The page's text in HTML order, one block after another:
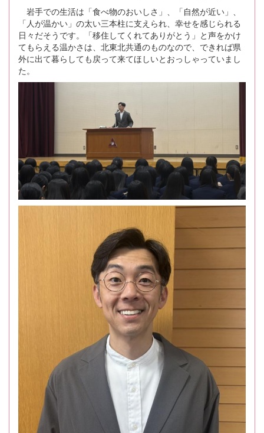
岩手での生活は「食べ物のおいしさ」、「自然が近い」、
「人が温かい」の太い三本柱に支えられ、幸せを感じられる
日々だそうです。「移住してくれてありがとう」と声をかけ
てもらえる温かさは、北東北共通のものなので、できれば県
外に出て暮らしても戻って来てほしいとおっしゃっていまし
た。